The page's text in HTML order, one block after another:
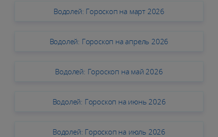
Водолей: Гороскоп на март 2026
Водолей: Гороскоп на апрель 2026
Водолей: Гороскоп на май 2026
Водолей: Гороскоп на июнь 2026
Водолей: Гороскоп на июль 2026